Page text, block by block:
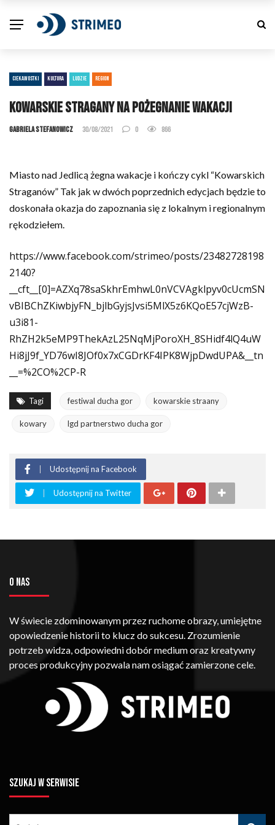
CIEKAWOSTKI KULTURA LUDZIE REGION
Kowarskie stragany na pożegnanie wakacji
Gabriela Stefanowicz 30/08/2021 0 866
Miasto nad Jedlicą żegna wakacje i kończy cykl “Kowarskich
Straganów” Tak jak w dwóch poprzednich edycjach będzie to
doskonała okazja do zapoznania się z lokalnym i regionalnym
rękodziełem.
https://www.facebook.com/strimeo/posts/23482728198
2140?
__cft__[0]=AZXq78saSkhrEmhwL0nVCVAgklpyv0cUcmSN
vBIBChZKiwbjyFN_bjlbGyjsJvsi5MlX5z6KQoE57cjWzB-
u3i81-
RhZH2k5eMP9ThekAzL25NqMjPoroXH_8SHidf4lQ4uW
Hi8jJ9f_YD76wI8JOf0x7xCGDrKF4IPK8WjpDwdUPA&__tn
__=%2CO%2CP-R
Tagi festiwal ducha gor kowarskie straany
kowary lgd partnerstwo ducha gor
Udostępnij na Facebook
Udostępnij na Twitter
O NAS
W świecie zdominowanym przez ruchome obrazy, umiejętne
opowiedzenie historii to klucz do sukcesu. Zrozumienie
potrzeb widza, odpowiedni dobór medium oraz kreatywny
proces produkcyjny pozwala nam osiągać zamierzone cele.
SZUKAJ W SERWISIE